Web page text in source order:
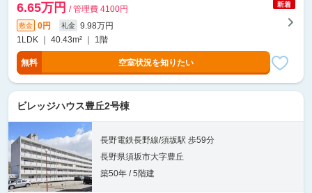
6.65万円 / 管理費 4100円
敷金 0円 礼金
9.98万円
1LDK ｜ 40.43m² ｜ 1階
無料 空室状況を知りたい
ビレッジハウス豊丘2号棟
長野電鉄長野線/須坂駅 歩59分
長野県須坂市大字豊丘
築50年 / 5階建